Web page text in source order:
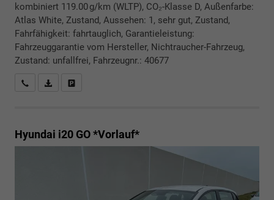
kombiniert 119.00 g/km (WLTP), CO₂-Klasse D, Außenfarbe:
Atlas White, Zustand, Aussehen: 1, sehr gut, Zustand,
Fahrfähigkeit: fahrtauglich, Garantieleistung:
Fahrzeuggarantie vom Hersteller, Nichtraucher-Fahrzeug,
Zustand: unfallfrei, Fahrzeugnr.: 40677
Rückrufbitte absenden
PDF-Datei, Fahrzeugexposé drucken
Hyundai i20 GO *Vorlauf*